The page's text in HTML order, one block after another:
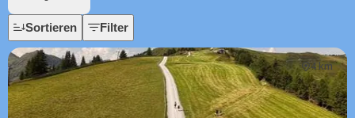
Sortieren Filter
4 km